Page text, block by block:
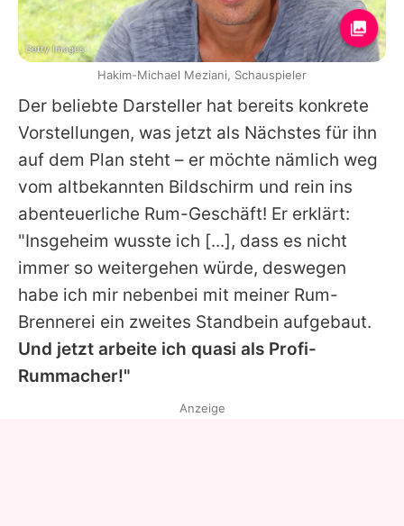
Der beliebte Darsteller hat bereits konkrete
Vorstellungen, was jetzt als Nächstes für ihn
auf dem Plan steht – er möchte nämlich weg
vom altbekannten Bildschirm und rein ins
abenteuerliche Rum-Geschäft! Er erklärt:
"Insgeheim wusste ich [...], dass es nicht
immer so weitergehen würde, deswegen
habe ich mir nebenbei mit meiner Rum-
Brennerei ein zweites Standbein aufgebaut.
Und jetzt arbeite ich quasi als Profi-
Rummacher!"
Getty Images
Hakim-Michael Meziani, Schauspieler
Anzeige